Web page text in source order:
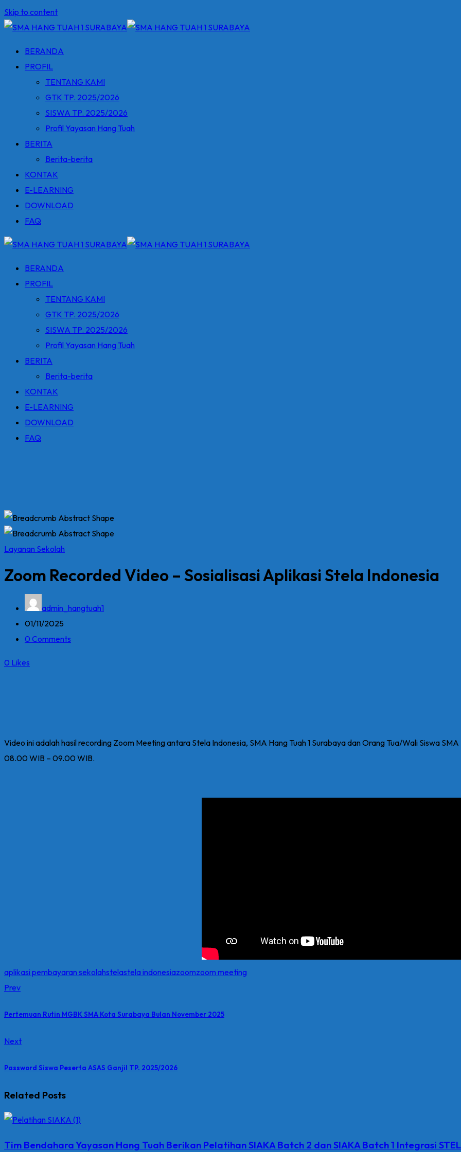
Skip to content
BERANDA
PROFIL
TENTANG KAMI
GTK TP. 2025/2026
SISWA TP. 2025/2026
Profil Yayasan Hang Tuah
BERITA
Berita-berita
KONTAK
E-LEARNING
DOWNLOAD
FAQ
BERANDA
PROFIL
TENTANG KAMI
GTK TP. 2025/2026
SISWA TP. 2025/2026
Profil Yayasan Hang Tuah
BERITA
Berita-berita
KONTAK
E-LEARNING
DOWNLOAD
FAQ
Layanan Sekolah
Zoom Recorded Video – Sosialisasi Aplikasi Stela Indonesia
admin_hangtuah1
01/11/2025
0 Comments
0 Likes
Video ini adalah hasil recording Zoom Meeting antara Stela Indonesia, SMA Hang Tuah 1 Surabaya dan Orang Tua/Wali Siswa
08.00 WIB – 09.00 WIB.
aplikasi pembayaran sekolahstelastela indonesiazoomzoom meeting
Prev
Pertemuan Rutin MGBK SMA Kota Surabaya Bulan November 2025
Next
Password Siswa Peserta ASAS Ganjil TP. 2025/2026
Related Posts
Tim Bendahara Yayasan Hang Tuah Berikan Pelatihan SIAKA Batch 2 dan SIAKA Batch 1 Integrasi